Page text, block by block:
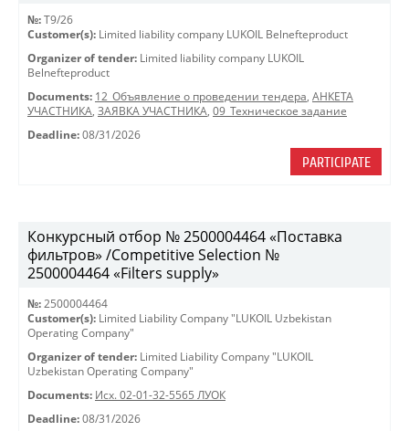
№: T9/26
Customer(s): Limited liability company LUKOIL Belnefteproduct
Organizer of tender: Limited liability company LUKOIL
Belnefteproduct
Documents: 12_Объявление о проведении тендера, АНКЕТА
УЧАСТНИКА, ЗАЯВКА УЧАСТНИКА, 09_Техническое задание
Deadline: 08/31/2026
PARTICIPATE
Конкурсный отбор № 2500004464 «Поставка
фильтров» /Competitive Selection №
2500004464 «Filters supply»
№: 2500004464
Customer(s): Limited Liability Company "LUKOIL Uzbekistan
Operating Company"
Organizer of tender: Limited Liability Company "LUKOIL
Uzbekistan Operating Company"
Documents: Исх. 02-01-32-5565 ЛУОК
Deadline: 08/31/2026